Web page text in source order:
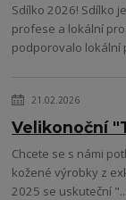
Sdílko 2026! Sdílko
profese a lokální
podporovalo lokální
21.02.2026
Velikonoční
Chcete se s námi
kožené výrobky z
2025 se uskuteční